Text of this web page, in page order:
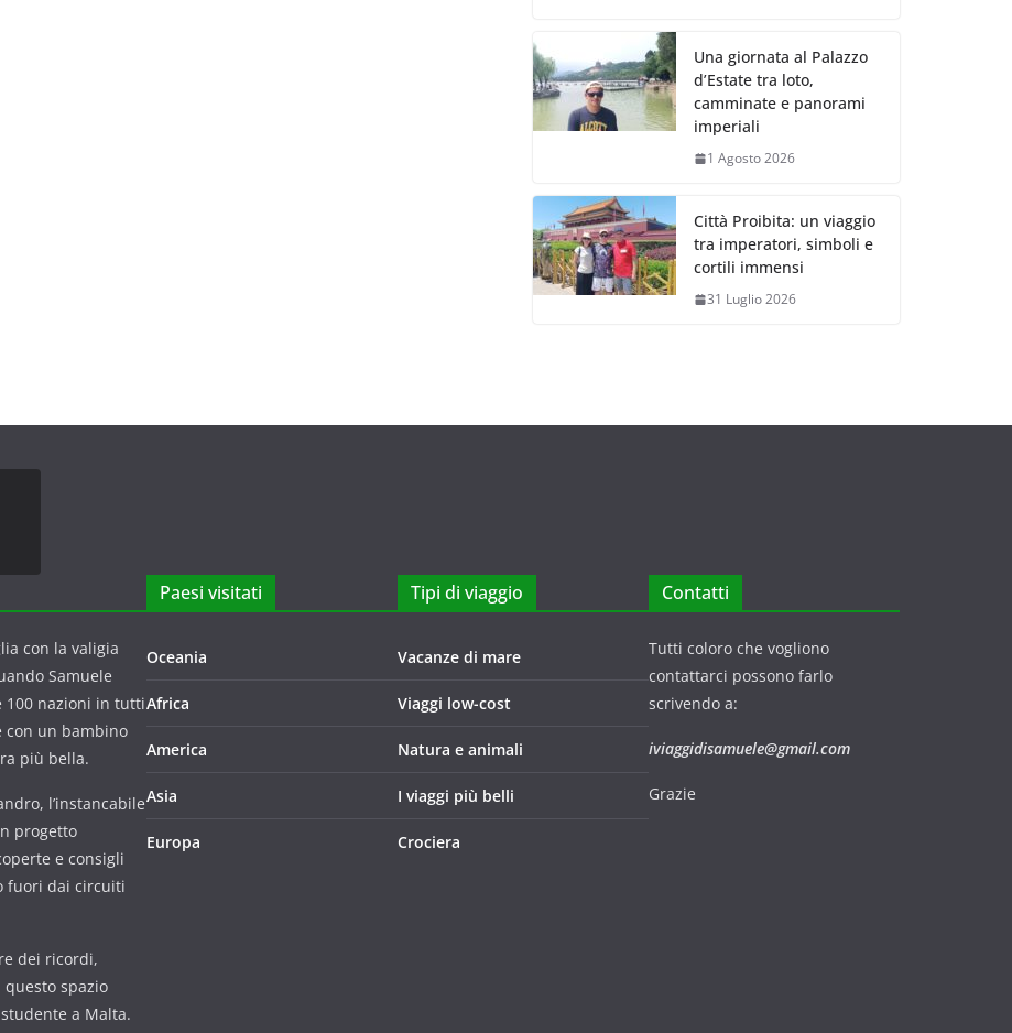
Una giornata al Palazzo
d’Estate tra loto,
camminate e panorami
imperiali
1 Agosto 2026
Città Proibita: un viaggio
tra imperatori, simboli e
cortili immensi
31 Luglio 2026
con la valigia
Samuele
100 nazioni in tutti
con un bambino
più bella.
l’instancabile
progetto
e consigli
fuori dai circuiti
dei ricordi,
spazio
a Malta.
Paesi visitati
Oceania
Africa
America
Asia
Europa
Tipi di viaggio
Vacanze di mare
Viaggi low-cost
Natura e animali
I viaggi più belli
Crociera
Contatti
Tutti coloro che vogliono
contattarci possono farlo
scrivendo a:
iviaggidisamuele@gmail.com
Grazie